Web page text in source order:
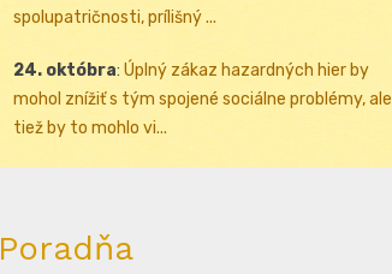
spolupatričnosti, prílišný ...
24. októbra: Úplný zákaz hazardných hier by
mohol znížiť s tým spojené sociálne problémy, ale
tiež by to mohlo vi...
Poradňa